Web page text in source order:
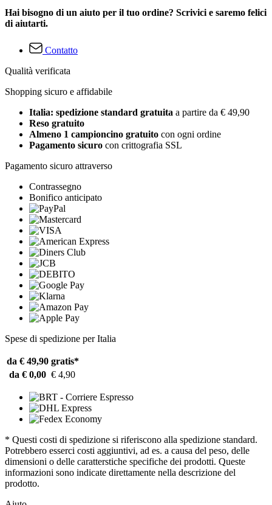
Hai bisogno di un aiuto per il tuo ordine? Scrivici e saremo felici
di aiutarti.
Contatto
Qualità verificata
Shopping sicuro e affidabile
Italia: spedizione standard gratuita a partire da € 49,90
Reso gratuito
Almeno 1 campioncino gratuito con ogni ordine
Pagamento sicuro con crittografia SSL
Pagamento sicuro attraverso
Contrassegno
Bonifico anticipato
Spese di spedizione per Italia
da € 49,90 gratis*
da € 0,00 € 4,90
* Questi costi di spedizione si riferiscono alla spedizione standard.
Potrebbero esserci costi aggiuntivi, ad es. a causa del peso, delle
dimensioni o delle caratterstiche specifiche dei prodotti. Queste
informazioni sono indicate direttamente nella descrizione del
prodotto.